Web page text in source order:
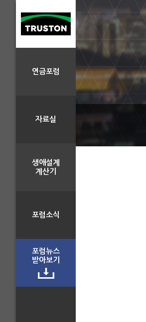
연금포럼
자료실
생애설계
계산기
포럼소식
포럼뉴스
받아보기